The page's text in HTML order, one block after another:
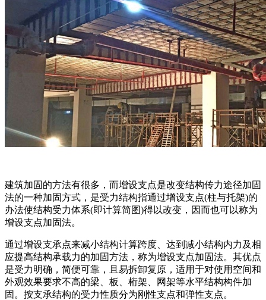
建筑加固的方法有很多，而增设支点是改变结构传力途径加固
法的一种加固方式，是受力结构指通过增设支点(柱与托架)的
办法使结构受力体系(即计算简图)得以改变，因而也可以称为
增设支点加固法。
通过增设支承点来减小结构计算跨度、达到减小结构内力及相
应提高结构承载力的加固方法，称为增设支点加固法。其优点
是受力明确，简便可靠，且易拆卸复原，适用于对使用空间和
外观效果要求不高的梁、板、桁架、网架等水平结构构件加
固。按支承结构的受力性质分为刚性支点和弹性支点。